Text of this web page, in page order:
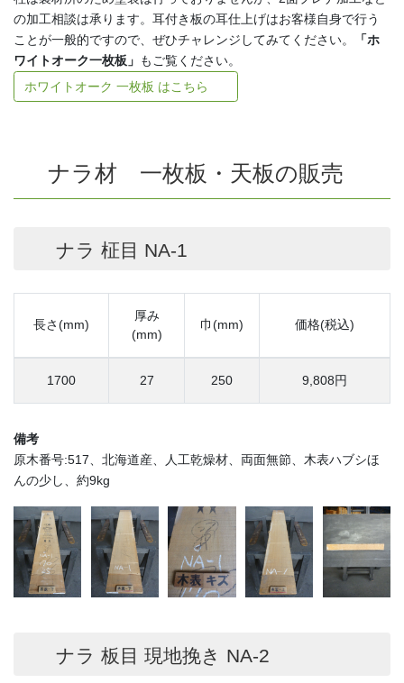
の加工相談は承ります。耳付き板の耳仕上げはお客様自身で行う
ことが一般的ですので、ぜひチャレンジしてみてください。
「ホ
ワイトオーク一枚板」 もご覧ください。
ホワイトオーク 一枚板 はこちら
ナラ材 一枚板・天板の販売
ナラ 柾目 NA-1
長さ(mm)
厚み
(mm)
巾(mm) 価格(税込)
1700 27 250 9,808円
備考
原木番号:517、北海道産、人工乾燥材、両面無節、木表ハブシほ
んの少し、約9kg
ナラ 板目 現地挽き NA-2